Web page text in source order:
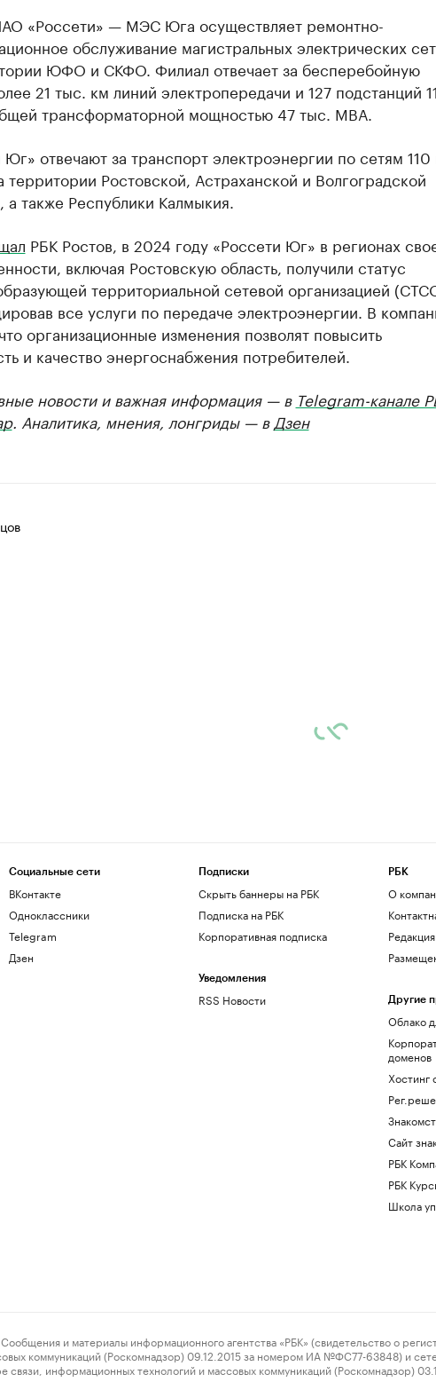
«Россети» — МЭС Юга осуществляет ремонтно-
обслуживание магистральных электрических
ЮФО и СКФО. Филиал отвечает за бесперебойную
21 тыс. км линий электропередачи и 127 подстанций
трансформаторной мощностью 47 тыс. МВА.
Юг» отвечают за транспорт электроэнергии по сетям 110
территории Ростовской, Астраханской и Волгоградской
а также Республики Калмыкия.
РБК Ростов, в 2024 году «Россети Юг» в регионах
включая Ростовскую область, получили статус
территориальной сетевой организацией
все услуги по передаче электроэнергии. В
организационные изменения позволят повысить
и качество энергоснабжения потребителей.
новости и важная информация — в Telegram-канале
. Аналитика, мнения, лонгриды — в Дзен
Социальные сети
ВКонтакте
Одноклассники
Telegram
Дзен
Подписки
Скрыть баннеры на РБК
Подписка на РБК
Корпоративная подписка
Уведомления
RSS Новости
РБК
О
Редакция
Другие
Облако
доменов
Хостинг
Сайт
РБК
РБК
Школа
и материалы информационного агентства «РБК» (свидетельство о
коммуникаций (Роскомнадзор) 09.12.2015 за номером ИА №ФС77-63848) и
информационных технологий и массовых коммуникаций (Роскомнадзор)